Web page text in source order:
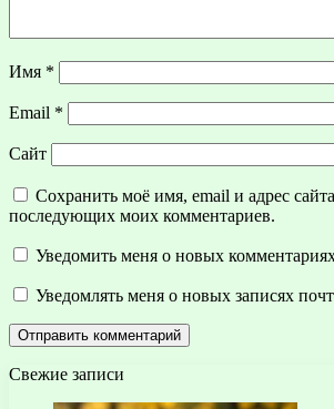
Имя *
Email *
Сайт
Сохранить моё имя, email и адрес
последующих моих комментариев.
Уведомить меня о новых
Уведомлять меня о новых записях
Свежие записи